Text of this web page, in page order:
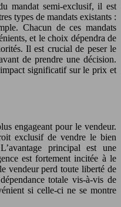
mandat semi-exclusif, il est
types de mandats existants :
Chacun de ces mandats
et le choix dépendra de
Il est crucial de peser le
de prendre une décision.
significatif sur le prix et
engageant pour le vendeur.
exclusif de vendre le bien
principal est une
est fortement incitée à le
vendeur perd toute liberté de
totale vis-à-vis de
si celle-ci ne se montre